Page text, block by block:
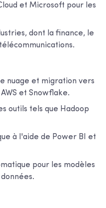
et Microsoft pour les
dont la finance, le
nuage et migration vers
et Snowflake.
outils tels que Hadoop
à l'aide de Power BI et
pour les modèles